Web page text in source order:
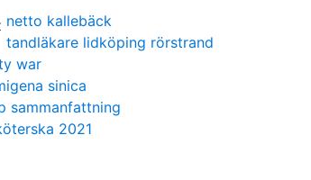
netto kallebäck
tandläkare lidköping rörstrand
war
sinica
sammanfattning
2021